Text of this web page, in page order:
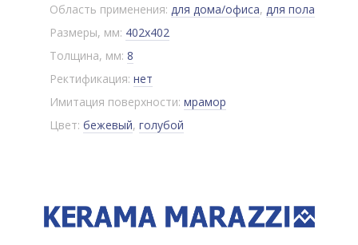
Область применения: для дома/офиса, для пола
Размеры, мм: 402x402
Толщина, мм: 8
Ректификация: нет
Имитация поверхности: мрамор
Цвет: бежевый, голубой